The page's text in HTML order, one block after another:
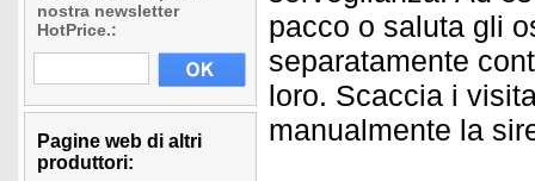
nostra newsletter
HotPrice.:
Pagine web di altri
produttori:
pacco o saluta gli
separatamente
loro. Scaccia i
manualmente la